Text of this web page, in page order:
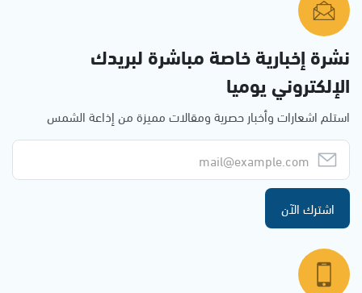
نشرة إخبارية خاصة مباشرة لبريدك
الإلكتروني يوميا
استلم اشعارات وأخبار حصرية ومقالات مميزة من إذاعة الشمس
اشترك الآن